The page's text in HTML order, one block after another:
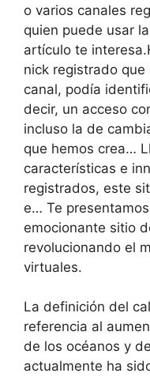
o varios canales
quien puede usar
artículo te
nick registrado
canal, podía
decir, un acceso
incluso la de
que hemos crea…
características e
registrados, este
e… Te
emocionante sitio
revolucionando el
virtuales.
La definición del
referencia al
de los océanos y
actualmente ha